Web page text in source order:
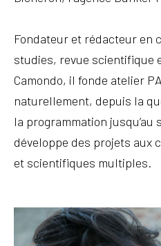
Fondateur et rédacteur en
studies, revue scientifique
Camondo, il fonde atelier
naturellement, depuis la
la programmation jusqu’au
développe des projets aux
et scientifiques multiples.